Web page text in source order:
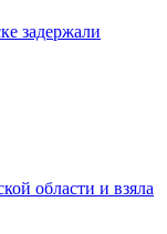
задержали
области и взяла